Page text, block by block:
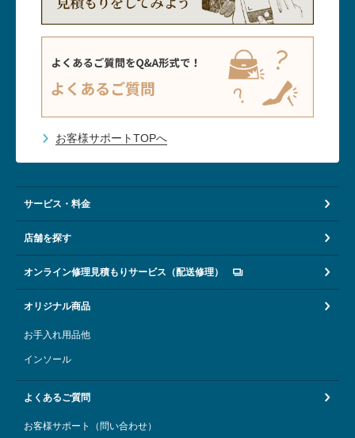
お客様サポートTOPへ
サービス・料金
店舗を探す
オンライン修理見積もりサービス（配送修理）
オリジナル商品
お手入れ用品他
インソール
よくあるご質問
お客様サポート（問い合わせ）